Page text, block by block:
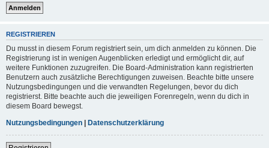
REGISTRIEREN
Du musst in diesem Forum registriert sein, um dich anmelden zu können. Die
Registrierung ist in wenigen Augenblicken erledigt und ermöglicht dir, auf
weitere Funktionen zuzugreifen. Die Board-Administration kann registrierten
Benutzern auch zusätzliche Berechtigungen zuweisen. Beachte bitte unsere
Nutzungsbedingungen und die verwandten Regelungen, bevor du dich
registrierst. Bitte beachte auch die jeweiligen Forenregeln, wenn du dich in
diesem Board bewegst.
Nutzungsbedingungen | Datenschutzerklärung